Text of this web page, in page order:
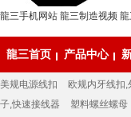
龍三手机网站 龍三制造视频
龍三首页 产品中心
美规电源线扣 欧规内牙线扣,
子,快速接线器
塑料螺丝螺母